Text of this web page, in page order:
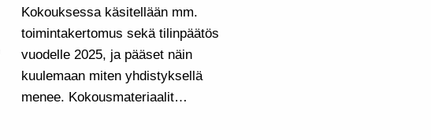
Kokouksessa käsitellään mm.
toimintakertomus sekä tilinpäätös
vuodelle 2025, ja pääset näin
kuulemaan miten yhdistyksellä
menee. Kokousmateriaalit…